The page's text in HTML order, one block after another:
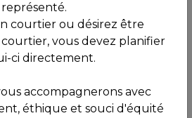
plus de photos
courtier ou désirez être
vous devez planifier
ci directement.
accompagnerons avec
éthique et souci d'équité